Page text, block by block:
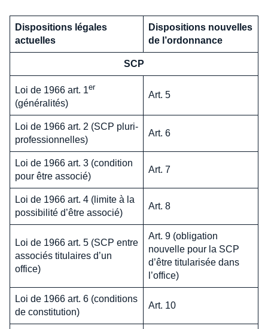
Dispositions légales
actuelles
Dispositions nouvelles
de l’ordonnance
SCP
Loi de 1966 art. 1er
(généralités)
Art. 5
Loi de 1966 art. 2 (SCP pluri-
professionnelles)
Art. 6
Loi de 1966 art. 3 (condition
pour être associé)
Art. 7
Loi de 1966 art. 4 (limite à la
possibilité d’être associé)
Art. 8
Loi de 1966 art. 5 (SCP entre
associés titulaires d’un
office)
Art. 9 (obligation
nouvelle pour la SCP
d’être titularisée dans
l’office)
Loi de 1966 art. 6 (conditions
de constitution)
Art. 10